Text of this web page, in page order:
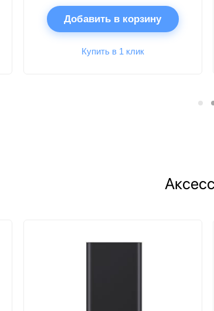
Добавить в корзину
Купить в 1 клик